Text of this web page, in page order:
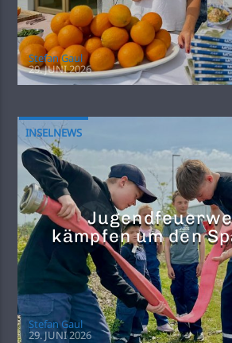
Stefan Gaul
29. JUNI 2026
INSELNEWS
kämpfen um den
Stefan Gaul
29. JUNI 2026